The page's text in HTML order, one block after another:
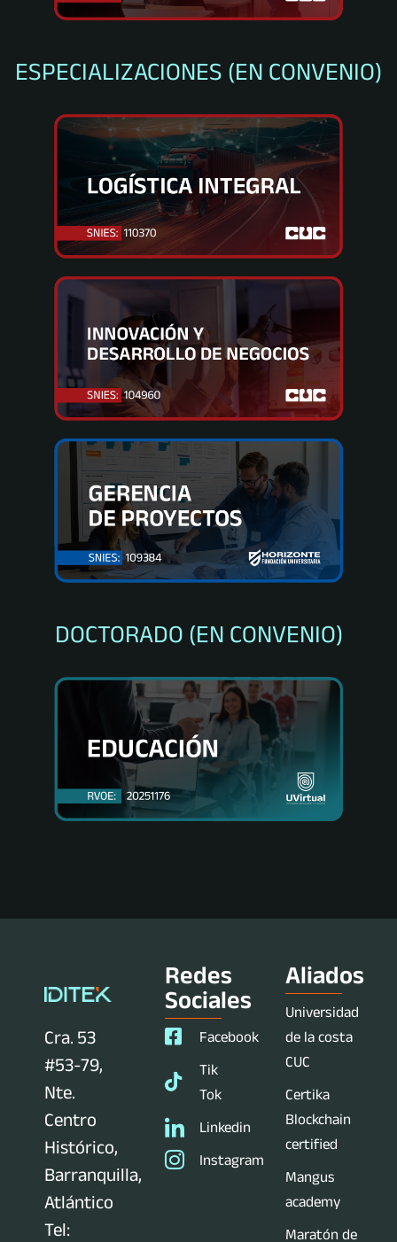
ESPECIALIZACIONES (EN CONVENIO)
DOCTORADO (EN CONVENIO)
Cra. 53
#53-79,
Nte.
Centro
Histórico,
Barranquilla,
Atlántico
Tel:
Redes
Sociales
Facebook
Tik
Tok
Linkedin
Instagram
Aliados
Universidad
de la costa
CUC
Certika
Blockchain
certified
Mangus
academy
Maratón de